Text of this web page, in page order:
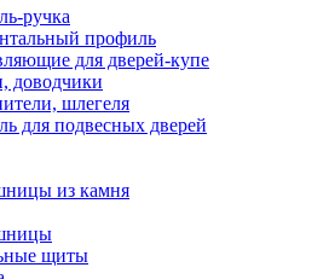
ручка
профиль
для дверей-купе
доводчики
шлегеля
для подвесных дверей
из камня
щиты